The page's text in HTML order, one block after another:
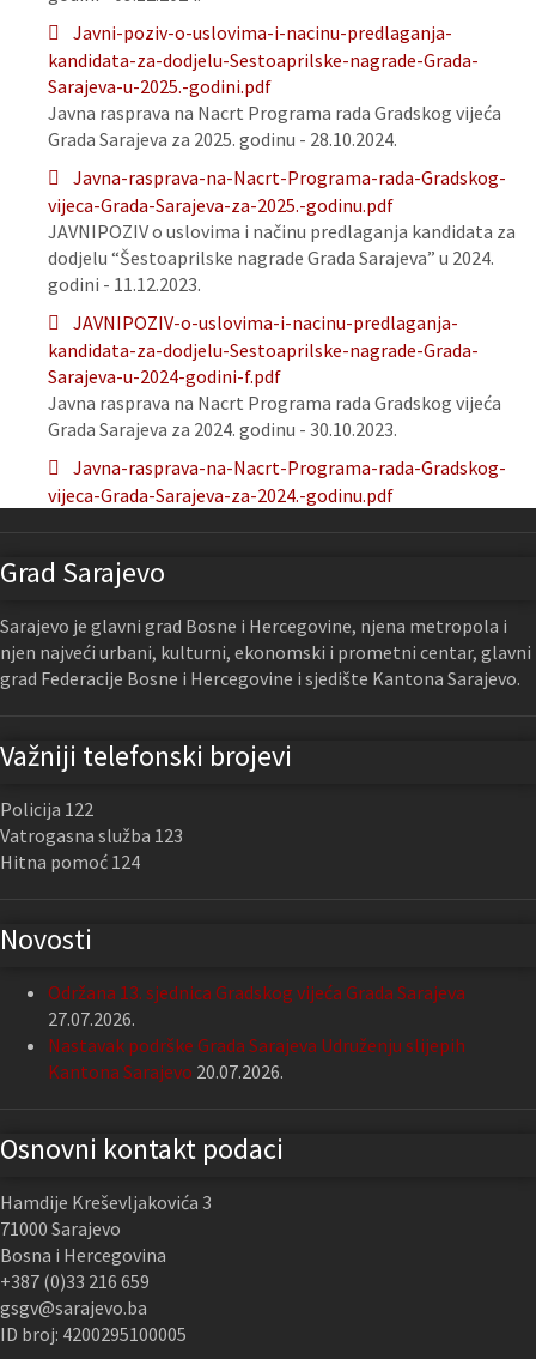
Javni-poziv-o-uslovima-i-nacinu-predlaganja-
kandidata-za-dodjelu-Sestoaprilske-nagrade-Grada-
Sarajeva-u-2025.-godini.pdf
Javna rasprava na Nacrt Programa rada Gradskog vijeća
Grada Sarajeva za 2025. godinu - 28.10.2024.
Javna-rasprava-na-Nacrt-Programa-rada-Gradskog-
vijeca-Grada-Sarajeva-za-2025.-godinu.pdf
JAVNIPOZIV o uslovima i načinu predlaganja kandidata za
dodjelu “Šestoaprilske nagrade Grada Sarajeva” u 2024.
godini - 11.12.2023.
JAVNIPOZIV-o-uslovima-i-nacinu-predlaganja-
kandidata-za-dodjelu-Sestoaprilske-nagrade-Grada-
Sarajeva-u-2024-godini-f.pdf
Javna rasprava na Nacrt Programa rada Gradskog vijeća
Grada Sarajeva za 2024. godinu - 30.10.2023.
Javna-rasprava-na-Nacrt-Programa-rada-Gradskog-
vijeca-Grada-Sarajeva-za-2024.-godinu.pdf
Grad Sarajevo
Sarajevo je glavni grad Bosne i Hercegovine, njena metropola i
njen najveći urbani, kulturni, ekonomski i prometni centar, glavni
grad Federacije Bosne i Hercegovine i sjedište Kantona Sarajevo.
Važniji telefonski brojevi
Policija 122
Vatrogasna služba 123
Hitna pomoć 124
Novosti
Održana 13. sjednica Gradskog vijeća Grada Sarajeva
27.07.2026.
Nastavak podrške Grada Sarajeva Udruženju slijepih
Kantona Sarajevo 20.07.2026.
Osnovni kontakt podaci
Hamdije Kreševljakovića 3
71000 Sarajevo
Bosna i Hercegovina
+387 (0)33 216 659
gsgv@sarajevo.ba
ID broj: 4200295100005